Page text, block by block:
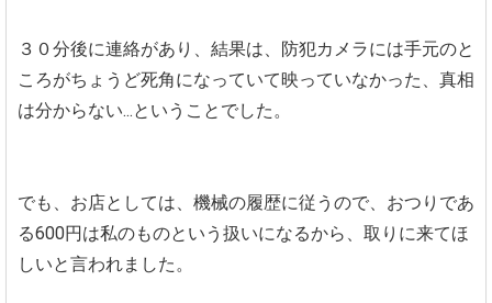
３０分後に連絡があり、結果は、防犯カメラには手元のと
ころがちょうど死角になっていて映っていなかった、真相
は分からない...ということでした。
でも、お店としては、機械の履歴に従うので、おつりであ
る600円は私のものという扱いになるから、取りに来てほ
しいと言われました。